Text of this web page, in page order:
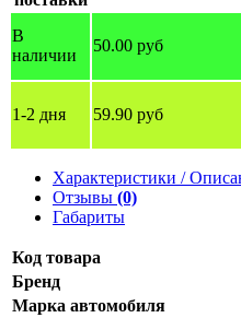
В
наличии
50.00 руб
1-2 дня 59.90 руб
Характеристики /
Отзывы (0)
Габариты
Код товара
Бренд
Марка автомобиля